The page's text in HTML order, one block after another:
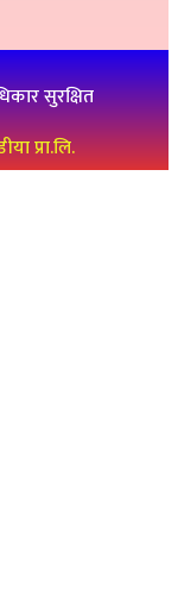
सुरक्षित
प्रा.लि.